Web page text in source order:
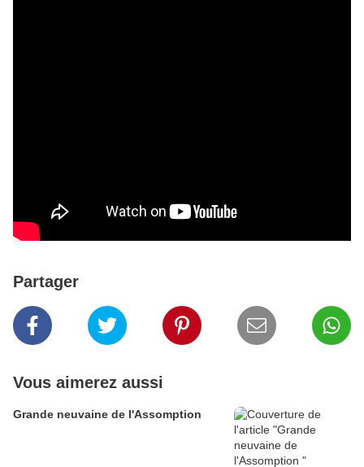
Partager
Vous aimerez aussi
Grande neuvaine de l'Assomption